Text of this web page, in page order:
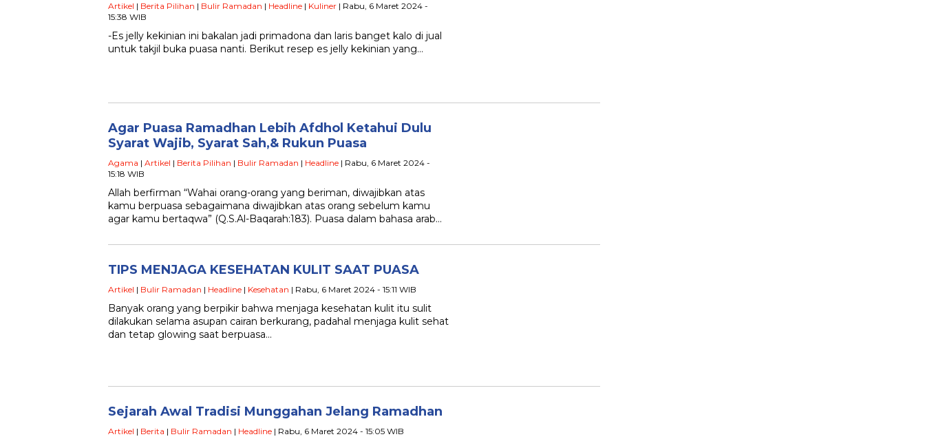
Artikel | Berita Pilihan | Bulir Ramadan | Headline | Kuliner | Rabu, 6 Maret 2024 -
15:38 WIB
-Es jelly kekinian ini bakalan jadi primadona dan laris banget kalo di jual
untuk takjil buka puasa nanti. Berikut resep es jelly kekinian yang…
Agar Puasa Ramadhan Lebih Afdhol Ketahui Dulu
Syarat Wajib, Syarat Sah,& Rukun Puasa
Agama | Artikel | Berita Pilihan | Bulir Ramadan | Headline | Rabu, 6 Maret 2024 -
15:18 WIB
Allah berfirman “Wahai orang-orang yang beriman, diwajibkan atas
kamu berpuasa sebagaimana diwajibkan atas orang sebelum kamu
agar kamu bertaqwa” (Q.S.Al-Baqarah:183). Puasa dalam bahasa arab…
TIPS MENJAGA KESEHATAN KULIT SAAT PUASA
Artikel | Bulir Ramadan | Headline | Kesehatan | Rabu, 6 Maret 2024 - 15:11 WIB
Banyak orang yang berpikir bahwa menjaga kesehatan kulit itu sulit
dilakukan selama asupan cairan berkurang, padahal menjaga kulit sehat
dan tetap glowing saat berpuasa…
Sejarah Awal Tradisi Munggahan Jelang Ramadhan
Artikel | Berita | Bulir Ramadan | Headline | Rabu, 6 Maret 2024 - 15:05 WIB